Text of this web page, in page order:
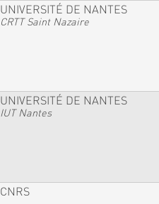
UNIVERSITÉ DE NANTES
CRTT Saint Nazaire
UNIVERSITÉ DE NANTES
IUT Nantes
CNRS